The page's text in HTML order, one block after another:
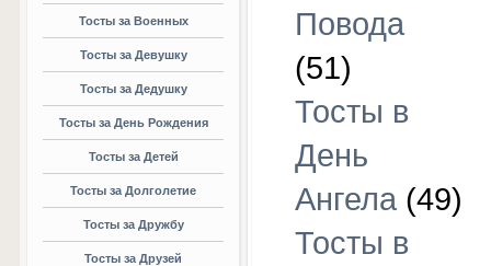
Тосты за Военных
Тосты за Девушку
Тосты за Дедушку
Тосты за День Рождения
Тосты за Детей
Тосты за Долголетие
Тосты за Дружбу
Тосты за Друзей
Повода
(51)
Тосты в
День
Ангела (49)
Тосты в